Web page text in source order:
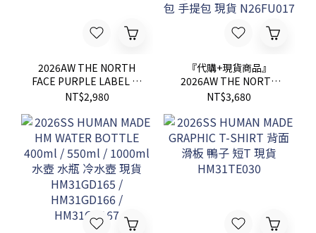
2026AW THE NORTH
FACE PURPLE LABEL 紫
標 Field Small Shoulder
Bag 側背包 肩背包 現貨
N25FU078
NT$2,980
『代購+現貨商品』
2026AW THE NORTH
FACE PURPLE LABEL
Stroll 2Way Demi Tote
Bag 聯名 紫標 兩用 側背
包 手提包 現貨
N26FU017
NT$3,680